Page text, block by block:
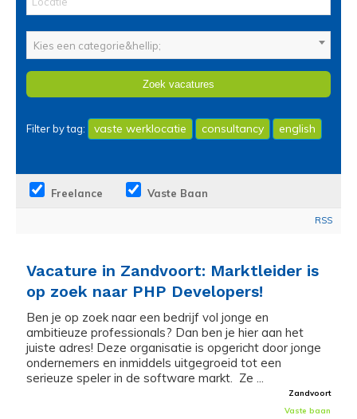
Kies een categorie&hellip;
Filter by tag: vaste werklocatie consultancy english
Freelance Vaste Baan
RSS
Vacature in Zandvoort: Marktleider is
op zoek naar PHP Developers!
Ben je op zoek naar een bedrijf vol jonge en
ambitieuze professionals? Dan ben je hier aan het
juiste adres! Deze organisatie is opgericht door jonge
ondernemers en inmiddels uitgegroeid tot een
serieuze speler in de software markt. Ze ...
Zandvoort
Vaste baan